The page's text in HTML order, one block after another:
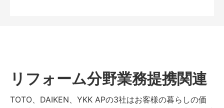
リフォーム分野業務提携関連
TOTO、DAIKEN、YKK APの3社はお客様の暮らしの価